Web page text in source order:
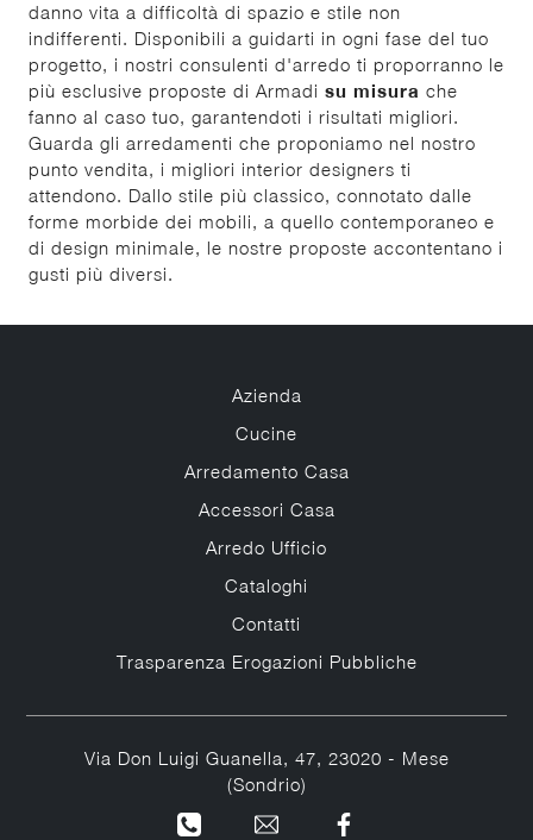
danno vita a difficoltà di spazio e stile non
indifferenti. Disponibili a guidarti in ogni fase del tuo
progetto, i nostri consulenti d'arredo ti proporranno le
più esclusive proposte di Armadi su misura che
fanno al caso tuo, garantendoti i risultati migliori.
Guarda gli arredamenti che proponiamo nel nostro
punto vendita, i migliori interior designers ti
attendono. Dallo stile più classico, connotato dalle
forme morbide dei mobili, a quello contemporaneo e
di design minimale, le nostre proposte accontentano i
gusti più diversi.
Azienda
Cucine
Arredamento Casa
Accessori Casa
Arredo Ufficio
Cataloghi
Contatti
Trasparenza Erogazioni Pubbliche
Via Don Luigi Guanella, 47, 23020 - Mese
(Sondrio)